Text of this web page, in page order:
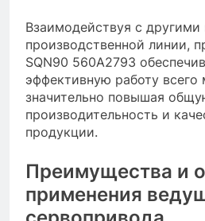
Взаимодействуя с
производственной линии,
SQN90 560A2793
эффективную работу всего
значительно повышая
производительность и
продукции.
Преимущества и
применения